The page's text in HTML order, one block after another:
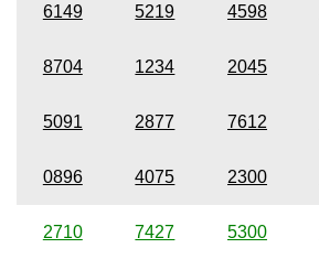
6149 5219 4598
8704 1234 2045
5091 2877 7612
0896 4075 2300
2710 7427 5300